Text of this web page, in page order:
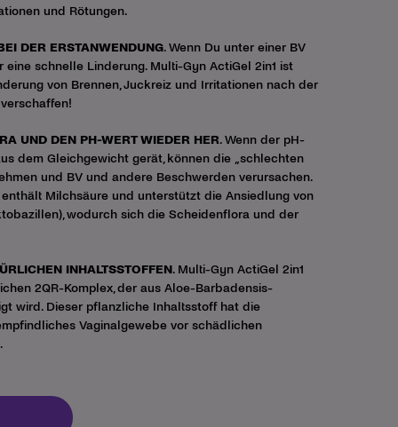
und Rötungen.
DER ERSTANWENDUNG. Wenn Du unter einer BV
eine schnelle Linderung. Multi-Gyn ActiGel 2in1 ist
von Brennen, Juckreiz und Irritationen nach der
UND DEN PH-WERT WIEDER HER. Wenn der pH-
dem Gleichgewicht gerät, können die „schlechten
und BV und andere Beschwerden verursachen.
Milchsäure und unterstützt die Ansiedlung von
wodurch sich die Scheidenflora und der
INHALTSSTOFFEN. Multi-Gyn ActiGel 2in1
2QR-Komplex, der aus Aloe-Barbadensis-
wird. Dieser pflanzliche Inhaltsstoff hat die
Vaginalgewebe vor schädlichen